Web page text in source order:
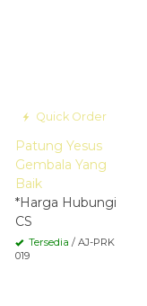
Quick Order
Patung Yesus
Gembala Yang
Baik
*Harga Hubungi
CS
Tersedia / AJ-PRK
019